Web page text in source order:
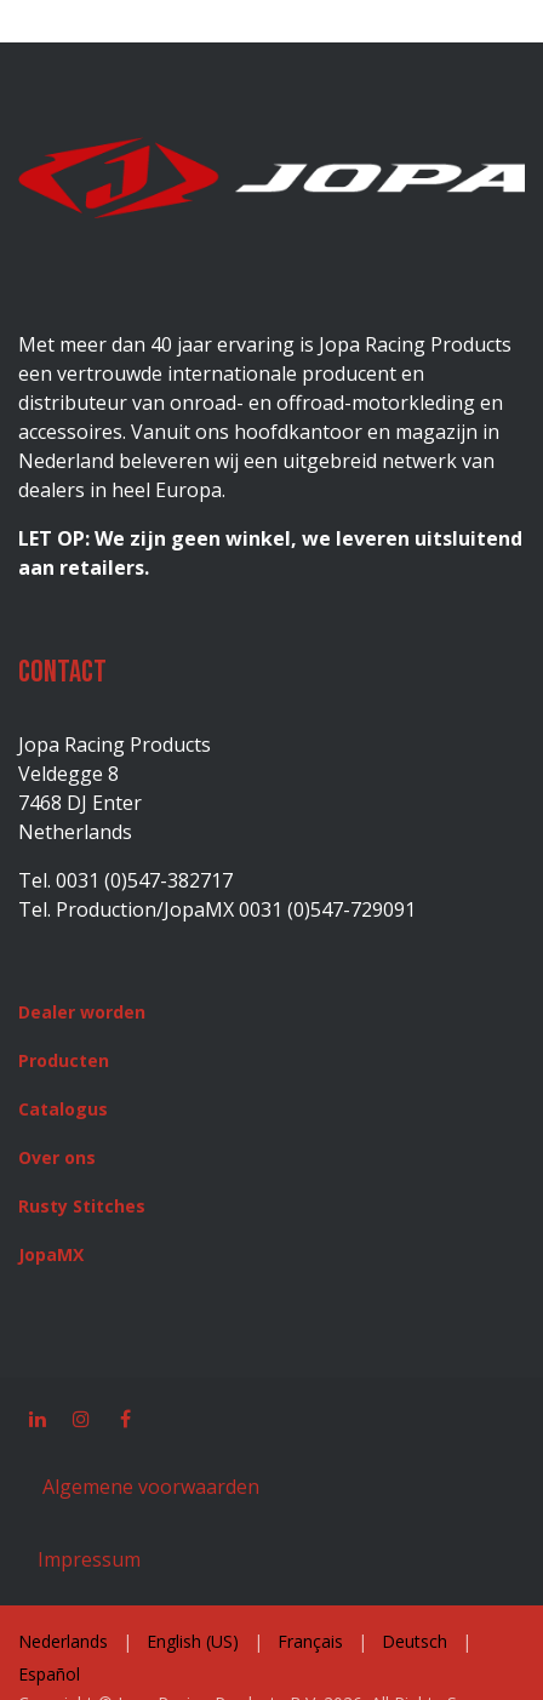
Met meer dan 40 jaar ervaring is Jopa Racing Products
een vertrouwde internationale producent en
distributeur van onroad- en offroad-motorkleding en
accessoires. Vanuit ons hoofdkantoor en magazijn in
Nederland beleveren wij een uitgebreid netwerk van
dealers in heel Europa.
LET OP: We zijn geen winkel, we leveren uitsluitend
aan retailers.
Contact
Jopa Racing Products
Veldegge 8
7468 DJ Enter
Netherlands
Tel. 0031 (0)547-382717
Tel. Production/JopaMX 0031 (0)547-729091
Dealer worden
Producten
Catalogus
Over ons
Rusty Stitches
JopaMX
Algemene voorwaarden
Impressum
Nederlands | English (US) | Français | Deutsch
|
Español